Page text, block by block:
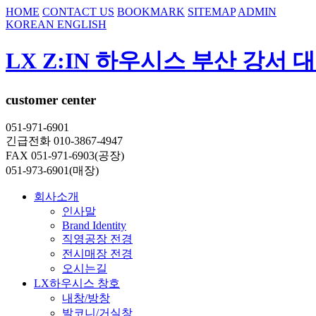
HOME CONTACT US BOOKMARK SITEMAP ADMIN
KOREAN ENGLISH
LX Z:IN 하우시스 부산 강서
customer center
051-971-6901
긴급전화 010-3867-4947
FAX 051-971-6903(공장)
051-973-6901(매장)
회사소개
인사말
Brand Identity
직영공장 전경
전시매장 전경
오시는길
LX하우시스 창호
내창/방창
발코니/거실창